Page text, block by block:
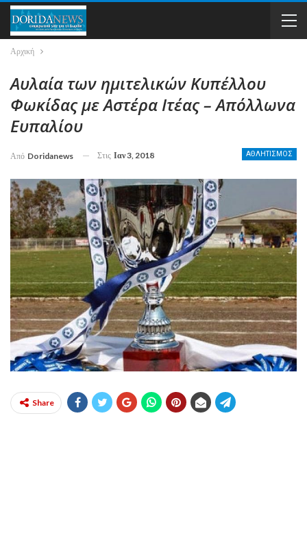
Αρχική
Αυλαία των ημιτελικών Κυπέλλου
Φωκίδας με Αστέρα Ιτέας – Απόλλωνα
Ευπαλίου
ΑΘΛΗΤΙΣΜΟΣ
Από Doridanews Στις Ιαν 3, 2018
Share